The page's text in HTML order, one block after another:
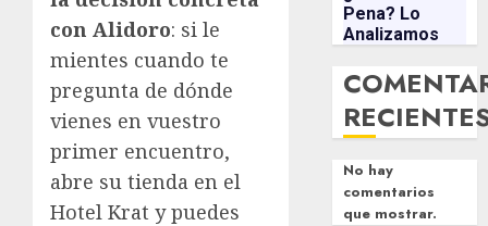
con Alidoro: si le
mientes cuando te
pregunta de dónde
vienes en vuestro
primer encuentro,
abre su tienda en el
Hotel Krat y puedes
Pena? Lo
Analizamos
No hay
comentarios
que mostrar.